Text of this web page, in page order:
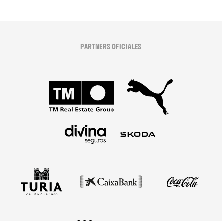
PARTNERS OFICIALES